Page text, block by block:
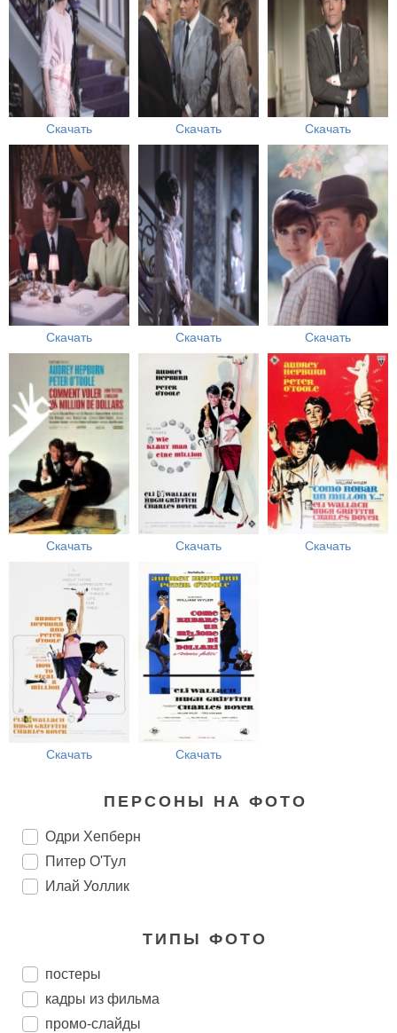
Скачать Скачать Скачать
Скачать Скачать Скачать
Скачать Скачать Скачать
Скачать Скачать
ПЕРСОНЫ НА ФОТО
Одри Хепберн
Питер О'Тул
Илай Уоллик
ТИПЫ ФОТО
постеры
кадры из фильма
промо-слайды